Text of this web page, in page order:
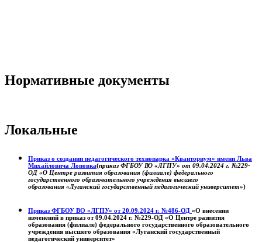
Нормативные документы
Локальные
Приказ о создании педагогического технопарка «Кванториум» имени Льва
Михайловича Лоповка(приказ ФГБОУ ВО «ЛГПУ» от 09.04.2024 г. №229-
ОД «О Центре развития образования (филиале) федерального
государственного образовательного учреждения высшего
образования «Луганский государственный педагогический университет»)
Приказ ФГБОУ ВО «ЛГПУ» от 20.09.2024 г. №486-ОД «О внесении
изменений в приказ от 09.04.2024 г. №229-ОД «О Центре развития
образования (филиале) федерального государственного образовательного
учреждения высшего образования «Луганский государственный
педагогический университет»